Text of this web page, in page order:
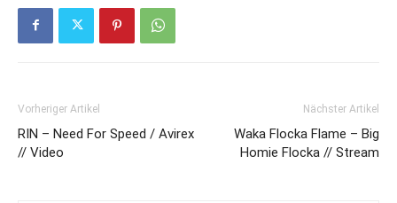
Vorheriger Artikel
RIN – Need For Speed / Avirex
// Video
Nächster Artikel
Waka Flocka Flame – Big
Homie Flocka // Stream